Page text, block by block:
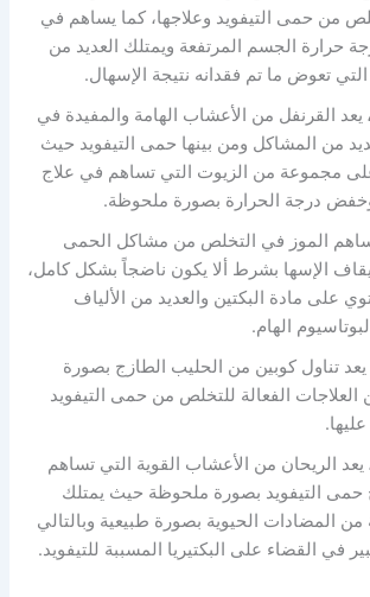
من حمى التيفويد وعلاجها، كما يساهم في
حرارة الجسم المرتفعة ويمتلك العديد من
تعوض ما تم فقدانه نتيجة الإسهال.
يعد القرنفل من الأعشاب الهامة والمفيدة في
من المشاكل ومن بينها حمى التيفويد حيث
مجموعة من الزيوت التي تساهم في علاج
درجة الحرارة بصورة ملحوظة.
الموز في التخلص من مشاكل الحمى
الإسها بشرط ألا يكون ناضجاً بشكل كامل،
على مادة البكتين والعديد من الألياف
الهام.
يعد تناول كوبين من الحليب الطازج بصورة
العلاجات الفعالة للتخلص من حمى التيفويد
يعد الريحان من الأعشاب القوية التي تساهم
حمى التيفويد بصورة ملحوظة حيث يمتلك
المضادات الحيوية بصورة طبيعية وبالتالي
في القضاء على البكتيريا المسببة للتيفويد.